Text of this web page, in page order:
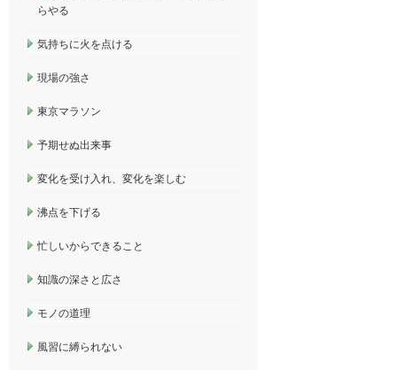
らやる
気持ちに火を点ける
現場の強さ
東京マラソン
予期せぬ出来事
変化を受け入れ、変化を楽しむ
沸点を下げる
忙しいからできること
知識の深さと広さ
モノの道理
風習に縛られない